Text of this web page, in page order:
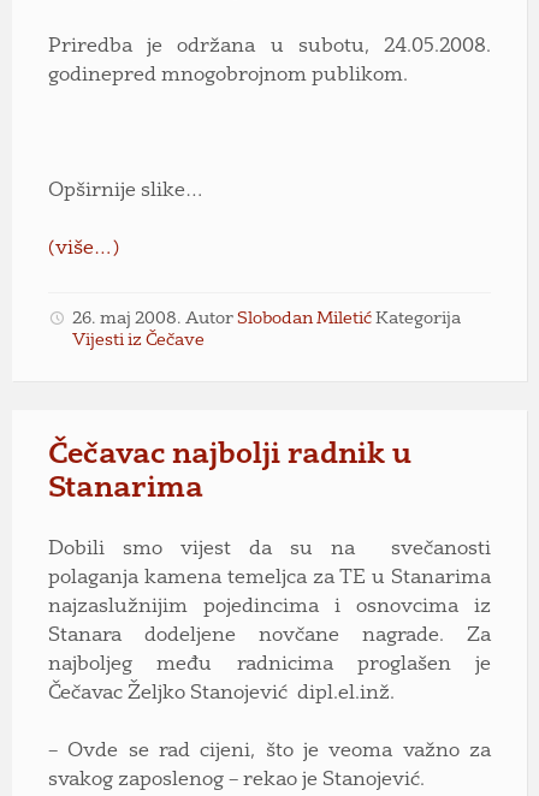
Priredba je održana u subotu, 24.05.2008.
godinepred mnogobrojnom publikom.
Opširnije slike…
(više…)
26. maj 2008. Autor Slobodan Miletić Kategorija
Vijesti iz Čečave
Čečavac najbolji radnik u
Stanarima
Dobili smo vijest da su na svečanosti
polaganja kamena temeljca za TE u Stanarima
najzaslužnijim pojedincima i osnovcima iz
Stanara dodeljene novčane nagrade. Za
najboljeg među radnicima proglašen je
Čečavac Željko Stanojević dipl.el.inž.
– Ovde se rad cijeni, što je veoma važno za
svakog zaposlenog – rekao je Stanojević.